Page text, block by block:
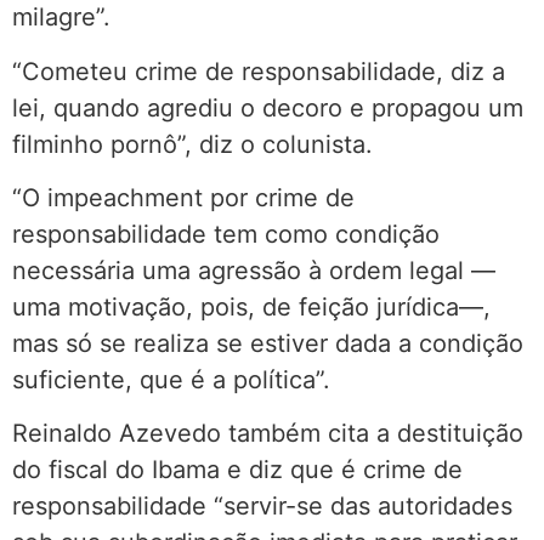
milagre”.
“Cometeu crime de responsabilidade, diz a
lei, quando agrediu o decoro e propagou um
filminho pornô”, diz o colunista.
“O impeachment por crime de
responsabilidade tem como condição
necessária uma agressão à ordem legal —
uma motivação, pois, de feição jurídica—,
mas só se realiza se estiver dada a condição
suficiente, que é a política”.
Reinaldo Azevedo também cita a destituição
do fiscal do Ibama e diz que é crime de
responsabilidade “servir-se das autoridades